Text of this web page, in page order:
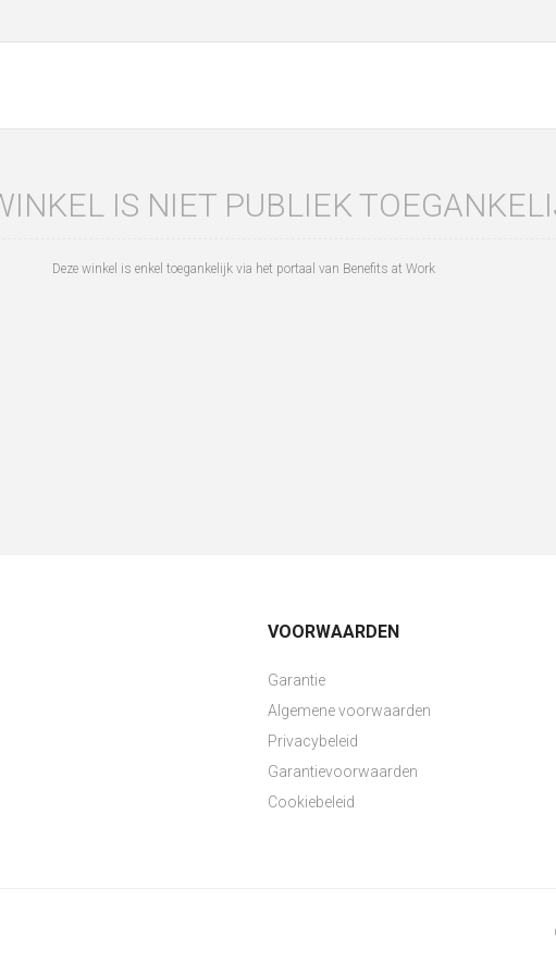
IS NIET PUBLIEK
Deze winkel is enkel toegankelijk via het portaal van Benefits at Work
VOORWAARDEN
Garantie
Algemene voorwaarden
Privacybeleid
Garantievoorwaarden
Cookiebeleid